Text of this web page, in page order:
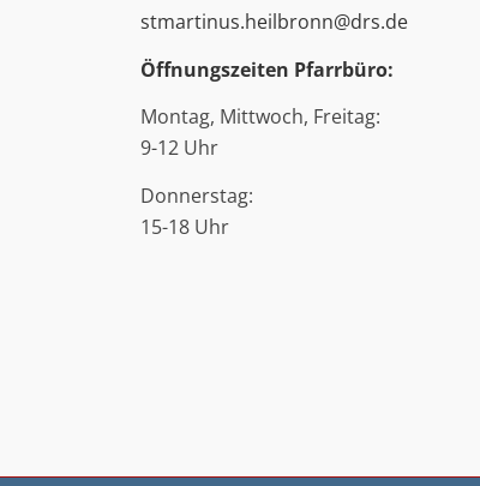
stmartinus.heilbronn@drs.de
Öffnungszeiten Pfarrbüro:
Montag, Mittwoch, Freitag:
9-12 Uhr
Donnerstag:
15-18 Uhr